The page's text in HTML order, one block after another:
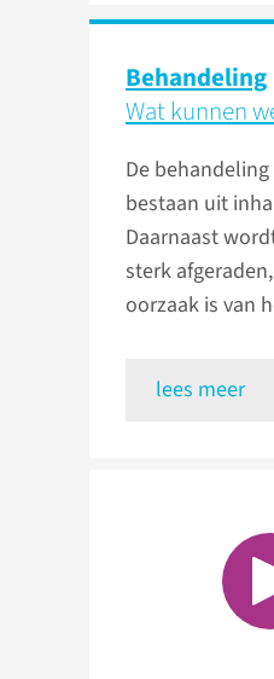
Behandeling
Wat kunnen
De behandeling
bestaan uit
Daarnaast
sterk
oorzaak is van
lees meer